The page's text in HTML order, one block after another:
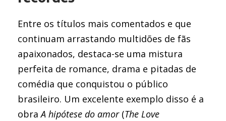
Entre os títulos mais comentados e que
continuam arrastando multidões de fãs
apaixonados, destaca-se uma mistura
perfeita de romance, drama e pitadas de
comédia que conquistou o público
brasileiro. Um excelente exemplo disso é a
obraA hipótese do amor(The Love